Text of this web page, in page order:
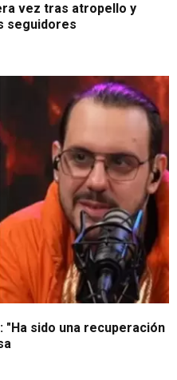
vez tras atropello y
seguidores
"Ha sido una recuperación